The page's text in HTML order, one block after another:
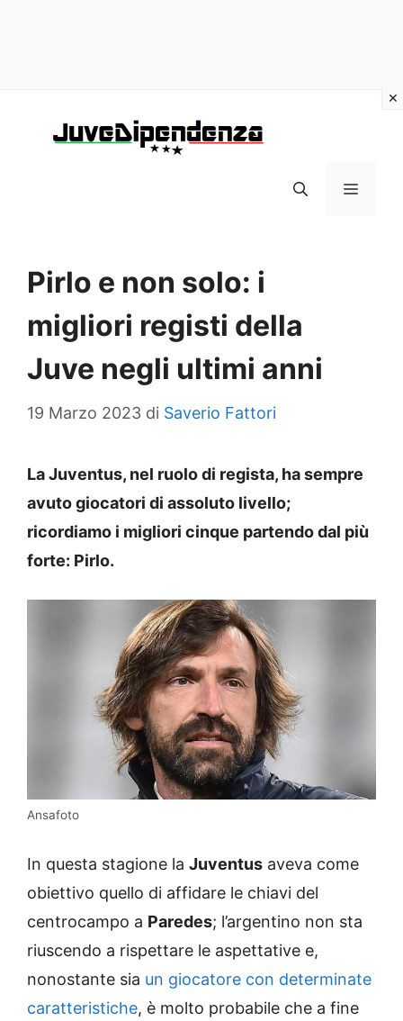
MENU
Pirlo e non solo: i
migliori registi della
Juve negli ultimi anni
19 Marzo 2023 di Saverio Fattori
La Juventus, nel ruolo di regista, ha sempre
avuto giocatori di assoluto livello;
ricordiamo i migliori cinque partendo dal più
forte: Pirlo.
Ansafoto
In questa stagione la Juventus aveva come
obiettivo quello di affidare le chiavi del
centrocampo a Paredes; l’argentino non sta
riuscendo a rispettare le aspettative e,
nonostante sia un giocatore con determinate
caratteristiche, è molto probabile che a fine